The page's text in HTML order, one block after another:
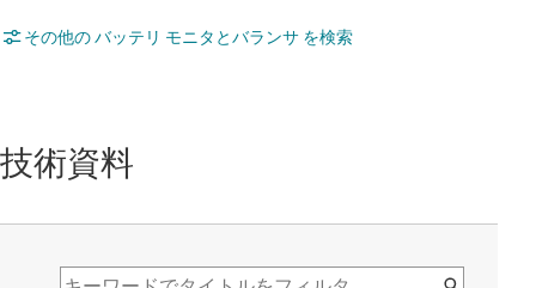
その他の バッテリ モニタとバランサ を検索
技術資料